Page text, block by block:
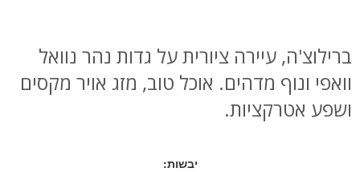
ברילוצ'ה, עיירה ציורית על גדות נהר נוואל
וואפי ונוף מדהים. אוכל טוב, מזג אויר מקסים
ושפע אטרקציות.
יבשות: